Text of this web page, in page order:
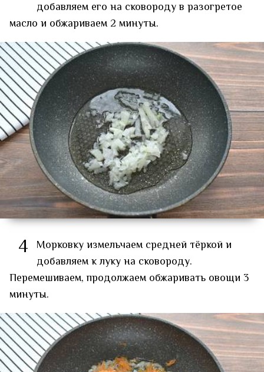
добавляем его на сковороду в разогретое
масло и обжариваем 2 минуты.
4 Морковку измельчаем средней тёркой и
добавляем к луку на сковороду.
Перемешиваем, продолжаем обжаривать овощи 3
минуты.